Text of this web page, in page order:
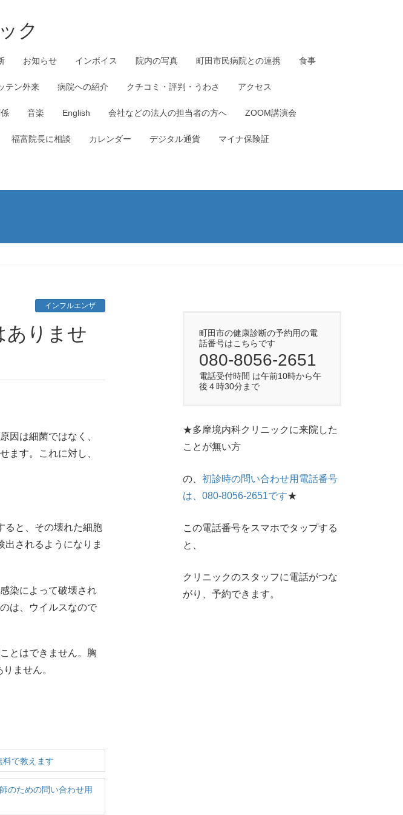
ク
お知らせ インボイス 院内の写真 町田市民病院との連携 食事
テン外来 病院への紹介 クチコミ・評判・うわさ アクセス
音楽 English 会社などの法人の担当者の方へ ZOOM講演会
福富院長に相談 カレンダー デジタル通貨 マイナ保険証
インフルエンザ
因は細菌ではなく、
ます。これに対し、
ると、その壊れた細胞
されるようになりま
染によって破壊され
は、ウイルスなので
とはできません。胸
ません。
料で教えます
のための問い合わせ用
町田市の健康診断の予約用の電
話番号はこちらです
080-8056-2651
電話受付時間 は午前10時から午
後４時30分まで
★多摩境内科クリニックに来院した
ことが無い方
の、 初診時の問い合わせ用電話番号
は、080-8056-2651です★
この電話番号をスマホでタップする
と、
クリニックのスタッフに電話がつな
がり、予約できます。